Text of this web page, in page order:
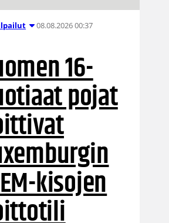
08.08.2026 00:37
16-
pojat
kisojen